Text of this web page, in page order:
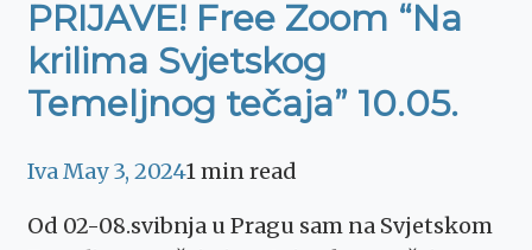
PRIJAVE! Free Zoom “Na
krilima Svjetskog
Temeljnog tečaja” 10.05.
IvaMay 3, 20241 min read
Od 02-08.svibnja u Pragu sam na Svjetskom